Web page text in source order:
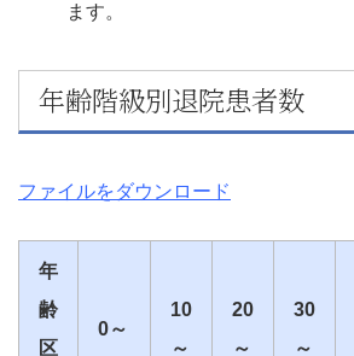
ます。
年齢階級別退院患者数
ファイルをダウンロード
年
齢
区
0～
10
～
20
～
30
～